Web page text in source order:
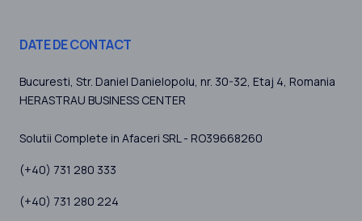
DATE DE CONTACT
Bucuresti, Str. Daniel Danielopolu, nr. 30-32, Etaj 4, Romania
HERASTRAU BUSINESS CENTER
Solutii Complete in Afaceri SRL - RO39668260
(+40) 731 280 333
(+40) 731 280 224